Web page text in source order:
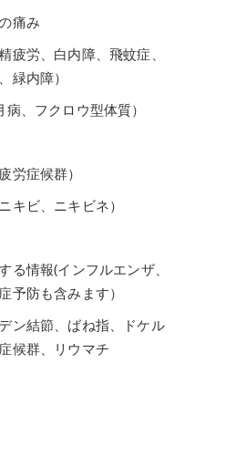
痛み
疲労、白内障、飛蚊症、
緑内障）
、フクロウ型体質）
労症候群）
キビ、ニキビネ）
る情報(インフルエンザ、
予防も含みます）
ン結節、ばね指、ドケル
候群、リウマチ